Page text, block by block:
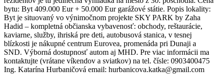
bytu: Byt 409.000 Eur + 50.000 Eur garážové státie. Popis lokality:
Byt je situovaný vo výnimočnom projekte SKY PARK by Zaha
Hadid – kompletná občianska vybavenosť: obchody, reštaurácie,
kaviarne, služby, ihriská pre deti, autobusová stanica, v tesnej
blízkosti je nákupné centrum Eurovea, promenáda pri Dunaji a
SND. Výborná dostupnosť autom aj MHD. Pre viac informácii ma
kontaktujte (vrátane víkendov a sviatkov) na tel. čísle: 0903400475
Ing. Katarína Hurbaničová email: hurbanicova.katka@gmail.com